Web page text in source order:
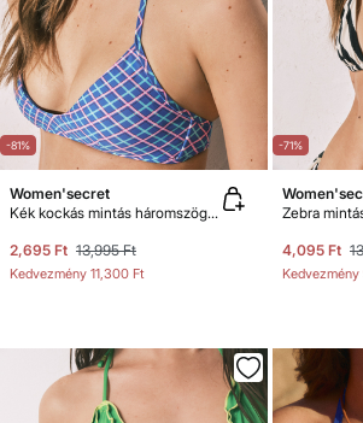
-81%
Women'secret
Kék kockás mintás háromszög bikinifelső
2,695 Ft 13,995 Ft
Kedvezmény 11,300 Ft
-71%
4,095 Ft
Kedvezmény